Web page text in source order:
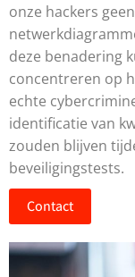
onze hackers
deze benadering
concentreren op
echte
identificatie van
zouden blijven
beveiligingstests.
Contact